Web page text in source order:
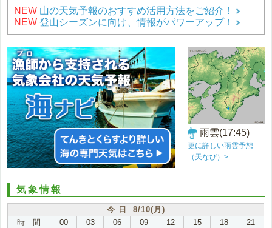
NEW 山の天気予報のおすすめ活用方法をご紹介！
NEW 登山シーズンに向け、情報がパワーアップ！
雨雲(17:45)
更に詳しい雨雲予想
（天なび）>
気象情報
今 日 8/10(月)
時 間
00 03 06 09 12 15 18 21